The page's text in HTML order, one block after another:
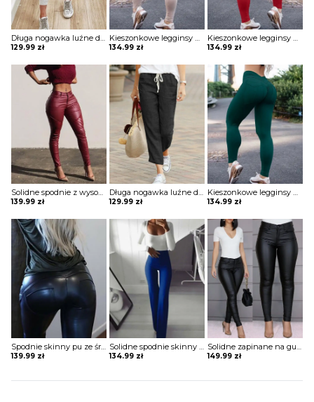
Długa nogawka luźne dresowe moro wiązane ściągacz eleganckie casual spodnie Ragnhild
129.99 zł
Kieszonkowe legginsy do jogi z wysokim stanem spodnie Vijaya
134.99 zł
Kieszonkowe legginsy do jogi z wysokim stanem spodnie Vijaya
134.99 zł
Solidne spodnie z wysokim stanem marszczeniami Andolina
139.99 zł
Długa nogawka luźne dresowe jednolite bez wzoru wygodne ściągacz sportowe dresy casual spodnie Fortuna
129.99 zł
Kieszonkowe legginsy do jogi z wysokim stanem spodnie Vijaya
134.99 zł
Spodnie skinny pu ze średnim stanem z guzikami Jeanette
139.99 zł
Solidne spodnie skinny z wysokim stanem szorty Katha
134.99 zł
Solidne zapinane na guziki codzienne powlekane spodnie z pu Maranda
149.99 zł